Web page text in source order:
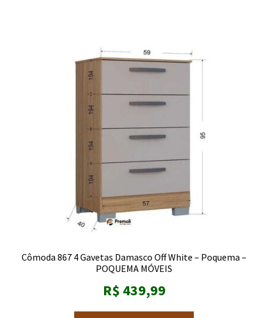
Cômoda 867 4 Gavetas Damasco Off White – Poquema –
POQUEMA MÓVEIS
R$ 439,99